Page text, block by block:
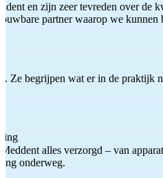
en zijn zeer tevreden over
partner waarop we kunnen
Ze begrijpen wat er in de
alles verzorgd – van
onderweg.